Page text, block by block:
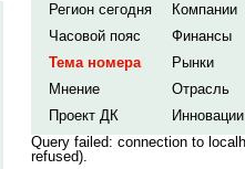
Регион сегодня
Компании
Часовой пояс
Финансы
Тема номера
Рынки
Мнение
Отрасль
Проект ДК
Инновации
Query failed: connection to
refused).